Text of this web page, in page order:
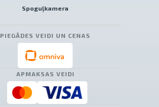
Spoguļkamera
PIEGĀDES VEIDI UN CENAS
APMAKSAS VEIDI